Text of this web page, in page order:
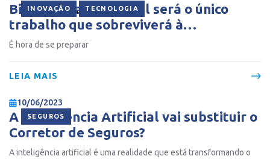
INOVAÇÃO , TECNOLOGIA
Bill Gates afirma qual será o único
trabalho que sobreviverá à
Inteligência Artificial
É hora de se preparar
LEIA MAIS
SEGUROS
10/06/2023
A Inteligência Artificial vai substituir o
Corretor de Seguros?
A inteligência artificial é uma realidade que está transformando o